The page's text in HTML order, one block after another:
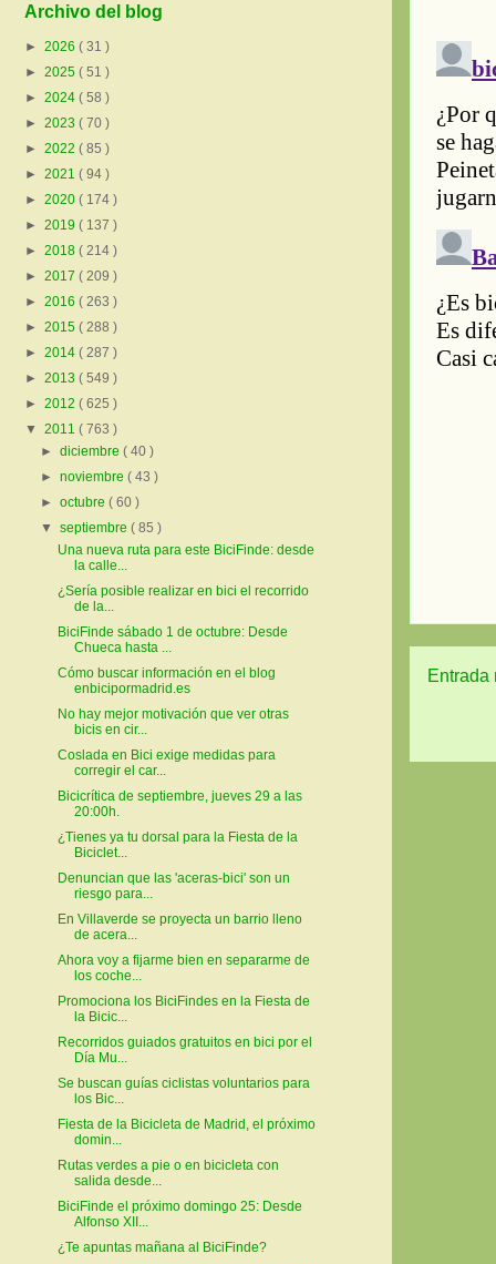
Entrada
Archivo del blog
► 2026 ( 31 )
► 2025 ( 51 )
► 2024 ( 58 )
► 2023 ( 70 )
► 2022 ( 85 )
► 2021 ( 94 )
► 2020 ( 174 )
► 2019 ( 137 )
► 2018 ( 214 )
► 2017 ( 209 )
► 2016 ( 263 )
► 2015 ( 288 )
► 2014 ( 287 )
► 2013 ( 549 )
► 2012 ( 625 )
▼ 2011 ( 763 )
►diciembre( 40 )
►noviembre( 43 )
►octubre( 60 )
▼septiembre( 85 )
Una nueva ruta para este BiciFinde: desde
la calle...
¿Sería posible realizar en bici el recorrido
de la...
BiciFinde sábado 1 de octubre: Desde
Chueca hasta ...
Cómo buscar información en el blog
enbicipormadrid.es
No hay mejor motivación que ver otras
bicis en cir...
Coslada en Bici exige medidas para
corregir el car...
Bicicrítica de septiembre, jueves 29 a las
20:00h.
¿Tienes ya tu dorsal para la Fiesta de la
Biciclet...
Denuncian que las 'aceras-bici' son un
riesgo para...
En Villaverde se proyecta un barrio lleno
de acera...
Ahora voy a fijarme bien en separarme de
los coche...
Promociona los BiciFindes en la Fiesta de
la Bicic...
Recorridos guiados gratuitos en bici por el
Día Mu...
Se buscan guías ciclistas voluntarios para
los Bic...
Fiesta de la Bicicleta de Madrid, el próximo
domin...
Rutas verdes a pie o en bicicleta con
salida desde...
BiciFinde el próximo domingo 25: Desde
Alfonso XII...
¿Te apuntas mañana al BiciFinde?